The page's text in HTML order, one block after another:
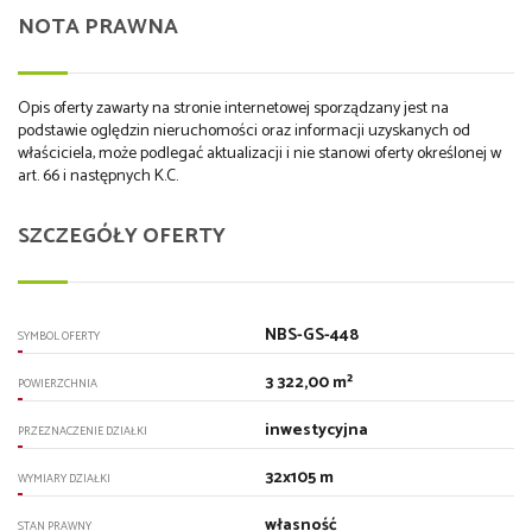
NOTA PRAWNA
Opis oferty zawarty na stronie internetowej sporządzany jest na
podstawie oględzin nieruchomości oraz informacji uzyskanych od
właściciela, może podlegać aktualizacji i nie stanowi oferty określonej w
art. 66 i następnych K.C.
SZCZEGÓŁY OFERTY
SYMBOL OFERTY NBS-GS-448
POWIERZCHNIA 3 322,00 m²
PRZEZNACZENIE DZIAŁKI inwestycyjna
WYMIARY DZIAŁKI 32x105 m
STAN PRAWNY